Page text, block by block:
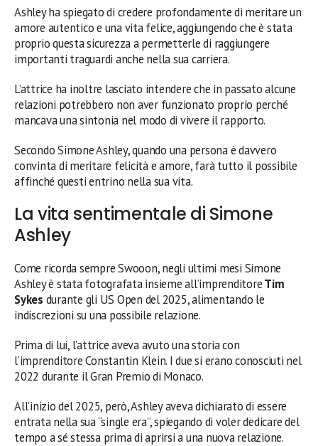
Ashley ha spiegato di credere profondamente di meritare un
amore autentico e una vita felice, aggiungendo che è stata
proprio questa sicurezza a permetterle di raggiungere
importanti traguardi anche nella sua carriera.
L’attrice ha inoltre lasciato intendere che in passato alcune
relazioni potrebbero non aver funzionato proprio perché
mancava una sintonia nel modo di vivere il rapporto.
Secondo Simone Ashley, quando una persona è davvero
convinta di meritare felicità e amore, farà tutto il possibile
affinché questi entrino nella sua vita.
La vita sentimentale di Simone
Ashley
Come ricorda sempre Swooon, negli ultimi mesi Simone
Ashley è stata fotografata insieme all’imprenditoreTim
Sykes durante gli US Open del 2025, alimentando le
indiscrezioni su una possibile relazione.
Prima di lui, l’attrice aveva avuto una storia con
l’imprenditore Constantin Klein. I due si erano conosciuti nel
2022 durante il Gran Premio di Monaco.
All’inizio del 2025, però, Ashley aveva dichiarato di essere
entrata nella sua “single era”, spiegando di voler dedicare del
tempo a sé stessa prima di aprirsi a una nuova relazione.